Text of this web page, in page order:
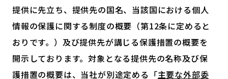
提供に先立ち、提供先の国名、当該国における個人
情報の保護に関する制度の概要（第12条に定めると
おりです。）及び提供先が講じる保護措置の概要を
開示しております。対象となる提供先の名称及び保
護措置の概要は、当社が別途定める「主要な外部委